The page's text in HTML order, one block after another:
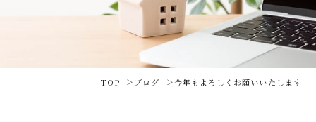
TOP ブログ 今年もよろしくお願いいたします